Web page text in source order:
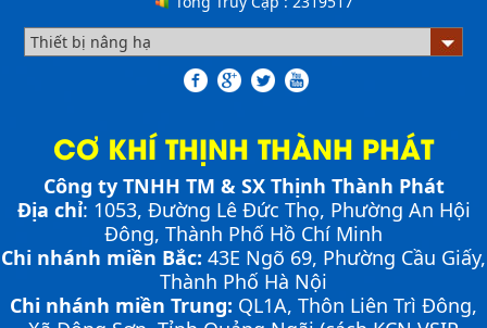
ƯU ĐIỂM CỦA SÀN NÂNG THỦY LỰC NHỎ -
NHỮNG THIẾT BỊ CHUYÊN DỤNG TRONG
VẬN HÀNH KHO VẬN
PHƯƠNG PHÁP DI CHUYỂN CẦU XE NÂNG
PHƯƠNG PHÁP ĐÓNG HÀNG LÊN
CONTAINER
Chia sẻ bí quyết và phương pháp đóng hàng lên
Cầu container - Giải pháp nâng dỡ hàng
container an toàn, hiệu quả
CƠ KHÍ THỊNH THÀNH PHÁT
Công ty TNHH TM & SX Thịnh Thành Phát
Địa chỉ: 1053, Đường Lê Đức Thọ, Phường An Hội
Đông, Thành Phố Hồ Chí Minh
Chi nhánh miền Bắc: 43E Ngõ 69, Phường Cầu Giấy,
Thành Phố Hà Nội
Chi nhánh miền Trung: QL1A, Thôn Liên Trì Đông,